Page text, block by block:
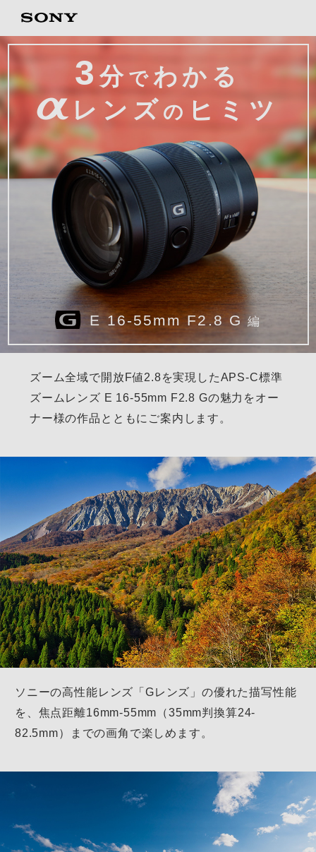
3分 で わかる
α
レンズ の ヒミツ
E 16-55mm F2.8 G編
ズーム全域で開放F値2.8を実現したAPS-C標準
ズームレンズ E 16-55mm F2.8 Gの魅力をオー
ナー様の作品とともにご案内します。
ソニーの高性能レンズ「Gレンズ」の優れた描写性能
を、 焦点距離16mm-55mm（35mm判換算24-
82.5mm）までの画角で楽しめます。